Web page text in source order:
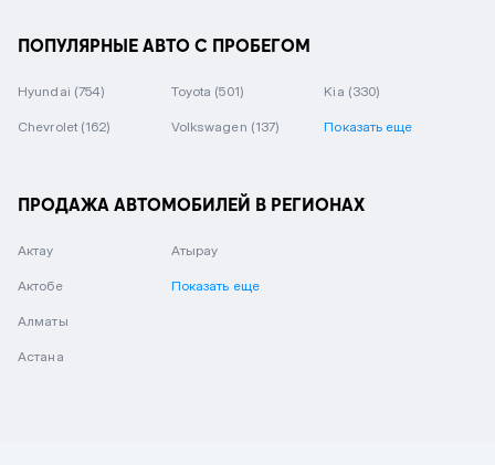
ПОПУЛЯРНЫЕ АВТО С ПРОБЕГОМ
Hyundai (754) Toyota (501) Kia (330)
Chevrolet (162) Volkswagen (137) Показать еще
ПРОДАЖА АВТОМОБИЛЕЙ В РЕГИОНАХ
Актау
Актобе
Алматы
Астана
Атырау
Показать еще